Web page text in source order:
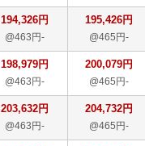
194,326円
@463円-
195,426円
@465円-
198,979円
@463円-
200,079円
@465円-
203,632円
@463円-
204,732円
@465円-